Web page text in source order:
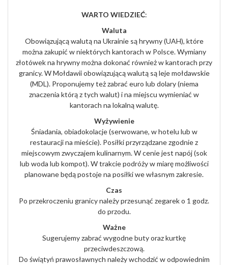
WARTO WIEDZIEĆ:
Waluta
Obowiązującą walutą na Ukrainie są hrywny (UAH), które
można zakupić w niektórych kantorach w Polsce. Wymiany
złotówek na hrywny można dokonać również w kantorach przy
granicy. W Mołdawii obowiązującą walutą są leje mołdawskie
(MDL). Proponujemy też zabrać euro lub dolary (niema
znaczenia którą z tych walut) i na miejscu wymieniać w
kantorach na lokalną walutę.
Wyżywienie
Śniadania, obiadokolacje (serwowane, w hotelu lub w
restauracji na mieście). Posiłki przyrządzane zgodnie z
miejscowym zwyczajem kulinarnym. W cenie jest napój (sok
lub woda lub kompot). W trakcie podróży w miarę możliwości
planowane będą postoje na posiłki we własnym zakresie.
Czas
Po przekroczeniu granicy należy przesunąć zegarek o 1 godz.
do przodu.
Ważne
Sugerujemy zabrać wygodne buty oraz kurtkę
przeciwdeszczową.
Do świątyń prawosławnych należy wchodzić w odpowiednim